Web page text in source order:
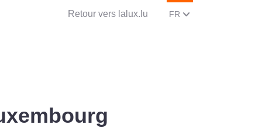
Retour vers lalux.lu CHANGER LA
FR (FRANCAIS)